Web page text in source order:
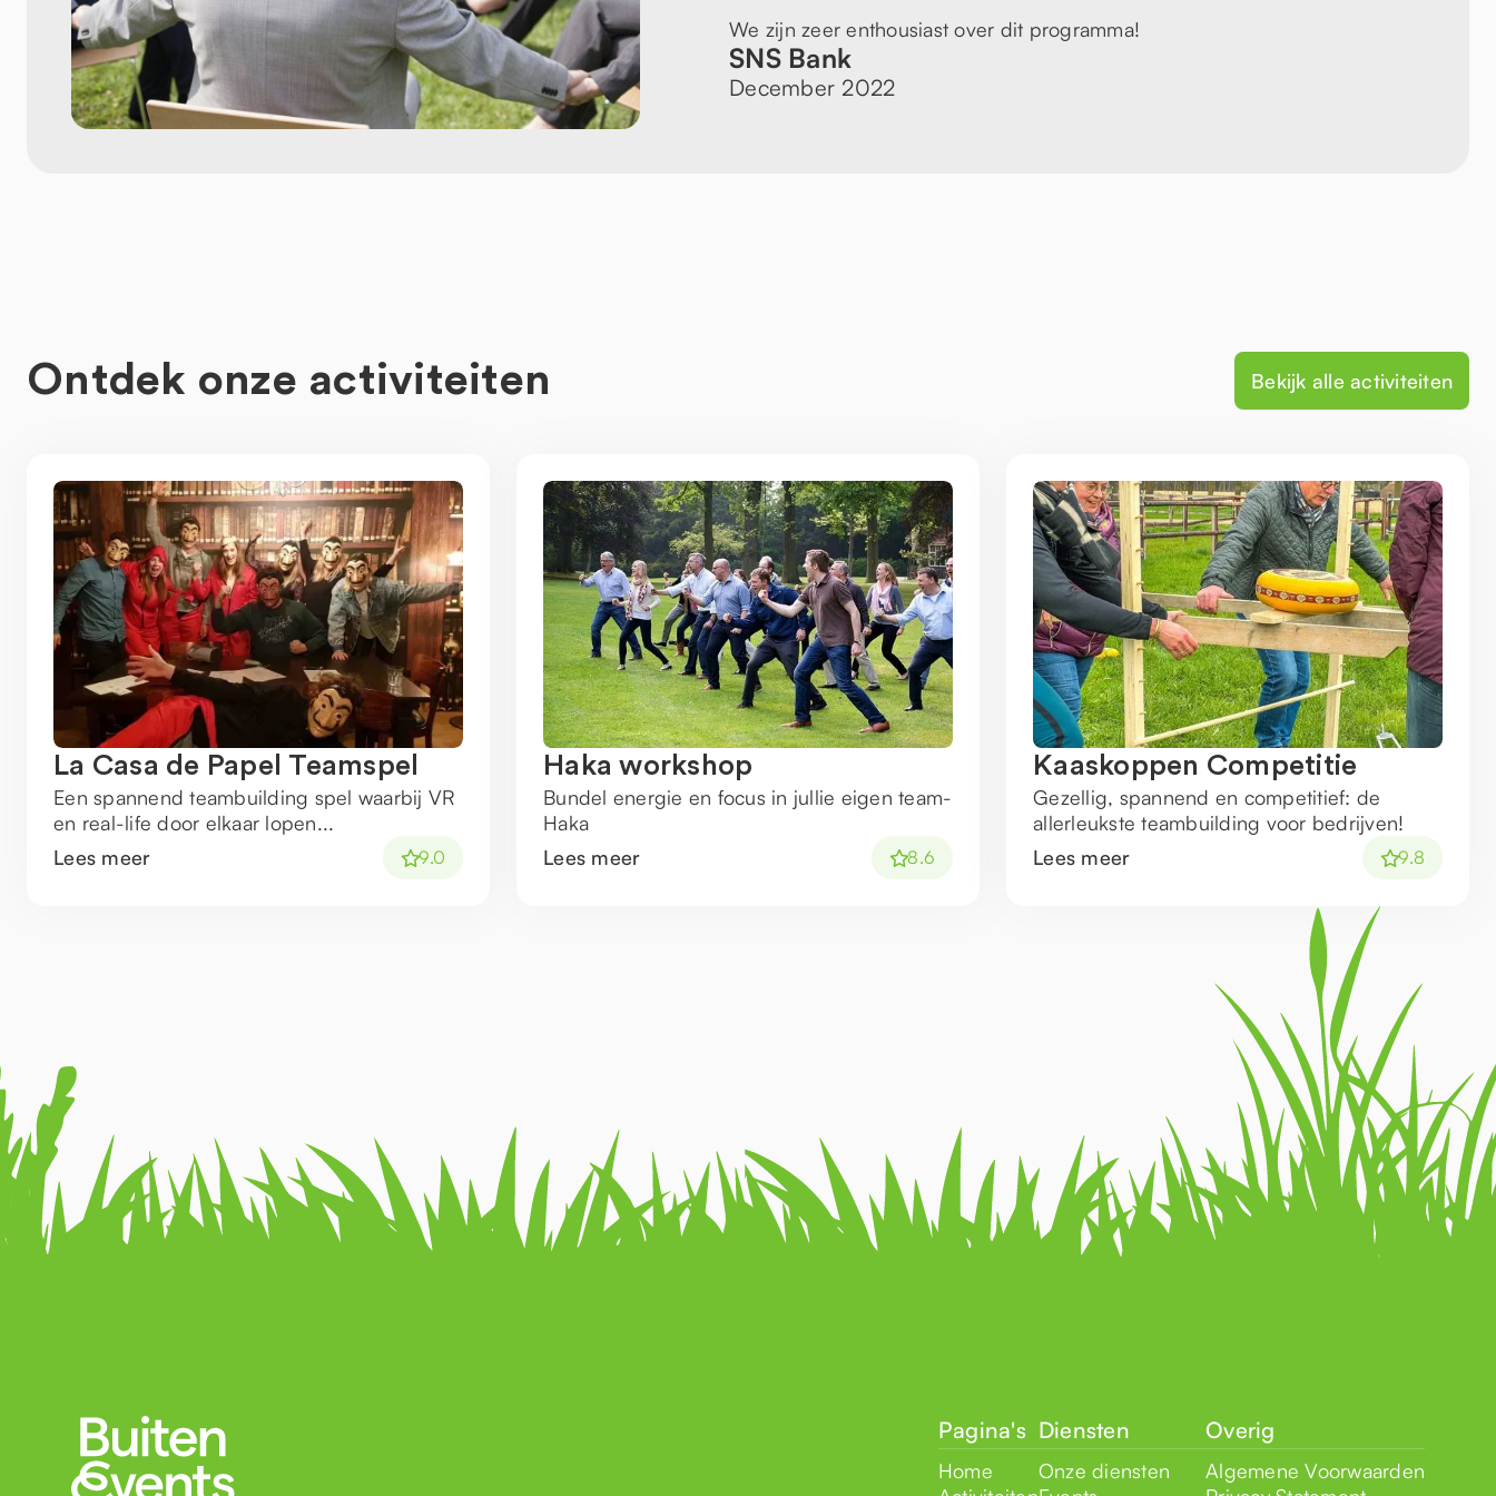
We zijn zeer enthousiast over dit programma!
SNS Bank
December 2022
Ontdek onze activiteiten Bekijk alle activiteiten
La Casa de Papel Teamspel
Een spannend teambuilding spel waarbij VR
en real-life door elkaar lopen...
Lees meer
9.0
Haka workshop
Bundel energie en focus in jullie eigen team-
Haka
Lees meer
8.6
Kaaskoppen Competitie
Gezellig, spannend en competitief: de
allerleukste teambuilding voor bedrijven!
Lees meer
9.8
Pagina's
Home
Diensten
Onze diensten
Overig
Algemene Voorwaarden